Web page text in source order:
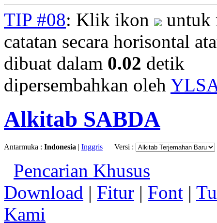
TIP #08: Klik ikon
untuk
catatan secara horisontal
dibuat dalam 0.02 detik
dipersembahkan oleh
Alkitab SABDA
Antarmuka : Indonesia | Inggris Versi :
Pencarian Khusus
Download | Fitur | Font |
Kami